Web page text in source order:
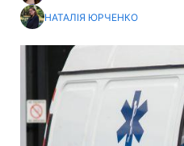
НАТАЛІЯ ЮРЧЕНКО